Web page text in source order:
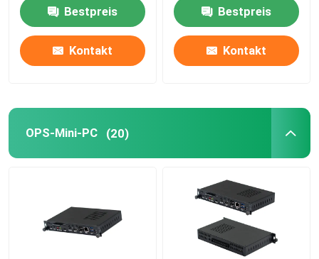
Bestpreis
Kontakt
Router Support
PFsenseBestpreis
Kontakt
OPS-Mini-PC (20)